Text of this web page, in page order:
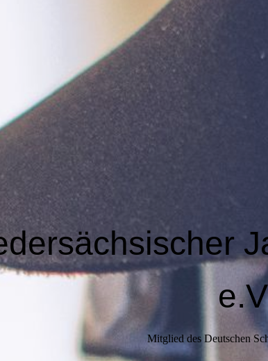
Mitglied des Deutschen